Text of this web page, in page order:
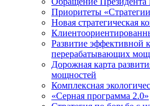
Приоритеты
Новая стратегическая
Развитие эффективной
перерабатывающих
Дорожная карта
мощностей
Комплексная
«Серная программа 2.0»